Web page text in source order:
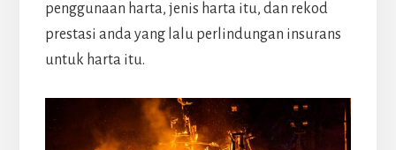
penggunaan harta, jenis harta itu, dan rekod
prestasi anda yang lalu perlindungan insurans
untuk harta itu.